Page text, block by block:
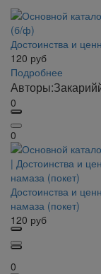
Достоинства и
120 руб
Подробнее
Авторы:
0
0
Достоинства и
намаза (покет)
120 руб
0